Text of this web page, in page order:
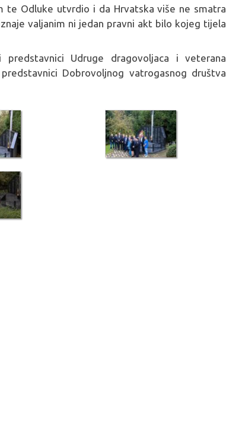
te Odluke utvrdio i da Hrvatska više ne smatra
valjanim ni jedan pravni akt bilo kojeg tijela
Udruge dragovoljaca i veterana
Dobrovoljnog vatrogasnog društva